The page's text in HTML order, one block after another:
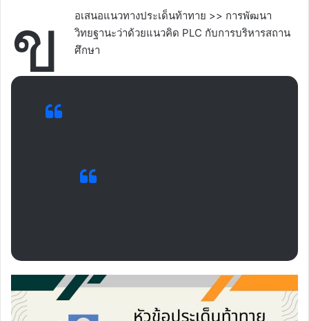
ข
อเสนอแนวทางประเด็นท้าทาย >> การพัฒนา
วิทยฐานะว่าด้วยแนวคิด PLC กับการบริหารสถาน
ศึกษา